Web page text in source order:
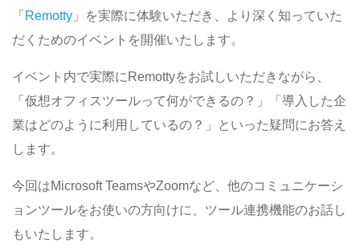
「 Remotty 」を実際に体験いただき、より深く知っていた
だくためのイベントを開催いたします。
イベント内で実際にRemottyをお試しいただきながら、
「仮想オフィスツールって何ができるの？」「導入した企
業はどのように利用しているの？」といった疑問にお答え
します。
今回はMicrosoft TeamsやZoomなど、他のコミュニケーシ
ョンツールをお使いの方向けに、ツール連携機能のお話し
もいたします。